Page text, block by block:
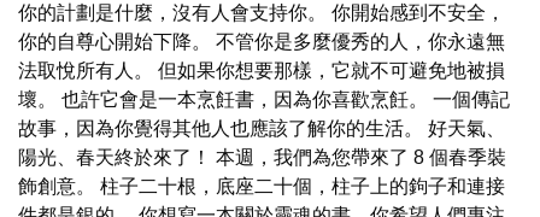
你的計劃是什麼，沒有人會支持你。 你開始感到不安全，
你的自尊心開始下降。 不管你是多麼優秀的人，你永遠無
法取悅所有人。 但如果你想要那樣，它就不可避免地被損
壞。 也許它會是一本烹飪書，因為你喜歡烹飪。 一個傳記
故事，因為你覺得其他人也應該了解你的生活。 好天氣、
陽光、春天終於來了！ 本週，我們為您帶來了 8 個春季裝
飾創意。 柱子二十根，底座二十個，柱子上的鉤子和連接